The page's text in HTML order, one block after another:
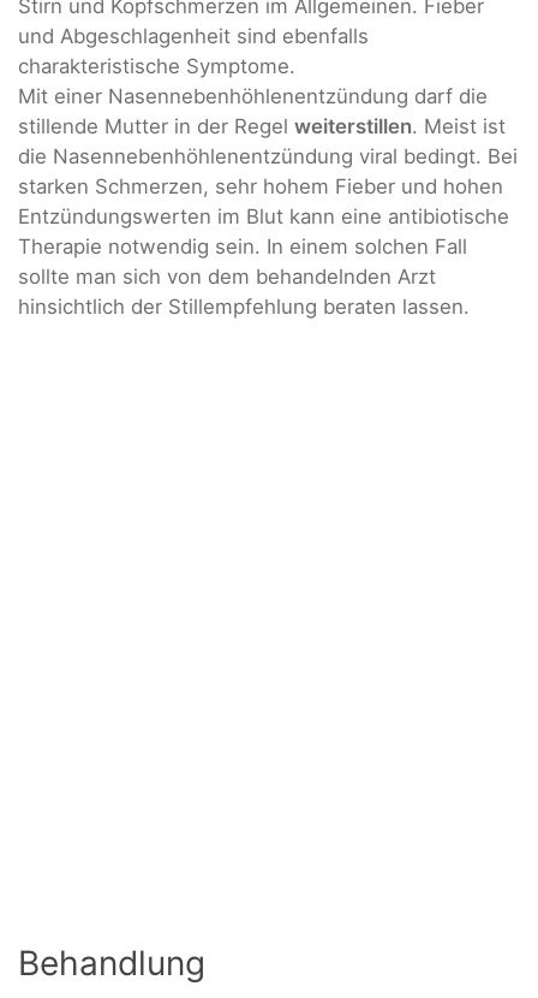
Stirn und Kopfschmerzen im Allgemeinen. Fieber
und Abgeschlagenheit sind ebenfalls
charakteristische Symptome.
Mit einer Nasennebenhöhlenentzündung darf die
stillende Mutter in der Regel weiterstillen. Meist ist
die Nasennebenhöhlenentzündung viral bedingt. Bei
starken Schmerzen, sehr hohem Fieber und hohen
Entzündungswerten im Blut kann eine antibiotische
Therapie notwendig sein. In einem solchen Fall
sollte man sich von dem behandelnden Arzt
hinsichtlich der Stillempfehlung beraten lassen.
Behandlung